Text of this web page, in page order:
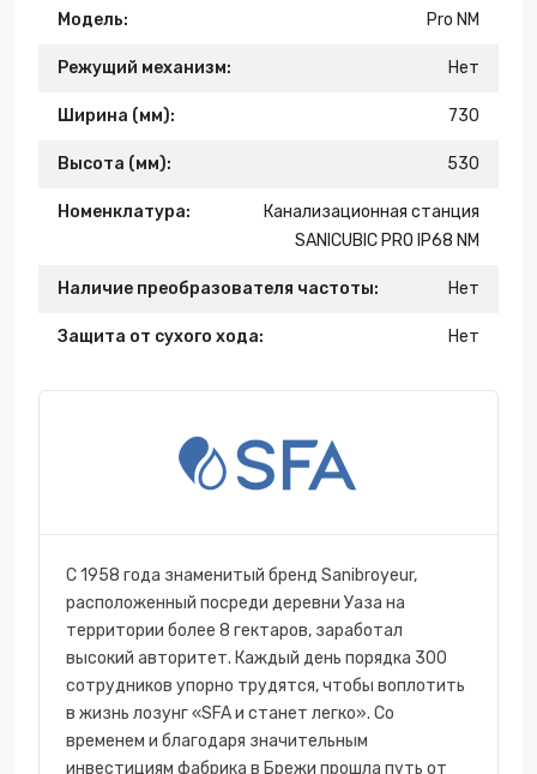
Модель: Pro NM
Режущий механизм: Нет
Ширина (мм): 730
Высота (мм): 530
Номенклатура:
Канализационная станция
SANICUBIC PRO IP68 NM
Наличие преобразователя частоты: Нет
Защита от сухого хода: Нет
С 1958 года знаменитый бренд Sanibroyeur,
расположенный посреди деревни Уаза на
территории более 8 гектаров, заработал
высокий авторитет. Каждый день порядка 300
сотрудников упорно трудятся, чтобы воплотить
в жизнь лозунг «SFA и станет легко». Со
временем и благодаря значительным
инвестициям фабрика в Брежи прошла путь от